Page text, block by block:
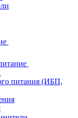
питания (ИБП,